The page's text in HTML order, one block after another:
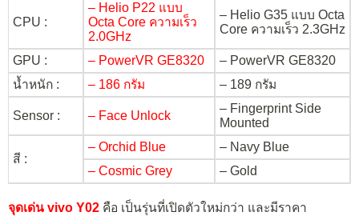
CPU :
– Helio P22 แบบ
Octa Core ความเร็ว
2.0GHz
– Helio G35 แบบ Octa
Core ความเร็ว 2.3GHz
GPU : – PowerVR GE8320
– PowerVR GE8320
น้ำหนัก :
– 186 กรัม – 189 กรัม
Sensor : – Face Unlock
– Fingerprint Side
Mounted
สี :
– Orchid Blue
– Navy Blue
– Cosmic Grey
– Gold
จุดเด่น vivo Y02 คือ เป็นรุ่นที่เปิดตัวใหม่กว่า และมีราคา